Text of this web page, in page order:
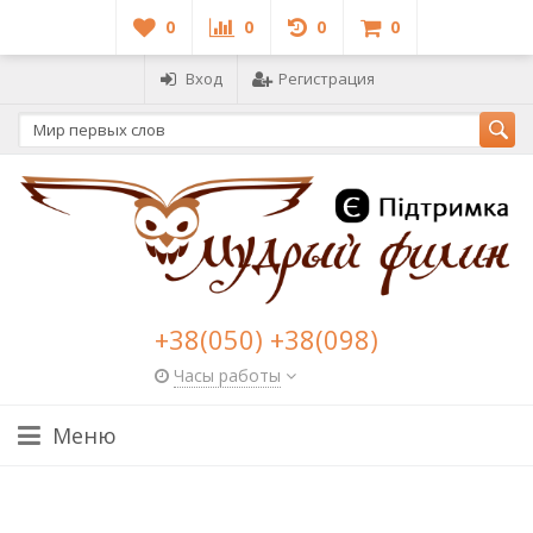
0 0 0 0
Вход Регистрация
+38(050) +38(098)
Часы работы
Меню